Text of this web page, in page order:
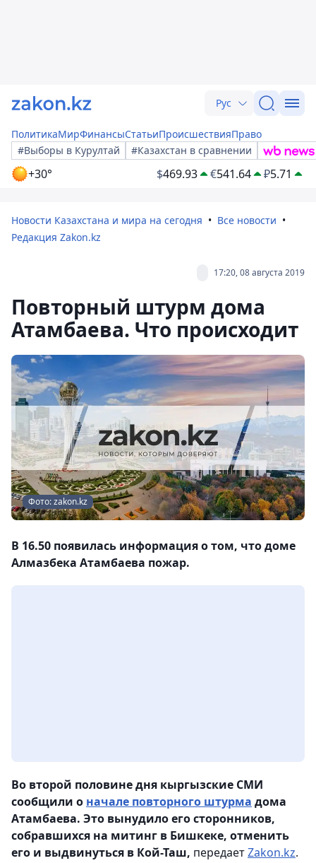
Рус
ПолитикаМирФинансыСтатьиПроисшествияПраво
#Выборы в Курултай
#Казахстан в сравнении
+30° $469.93 €541.64 ₽5.71
Новости Казахстана и мира на сегодня
Все новости
Редакция Zakon.kz
17:20, 08 августа 2019
Повторный штурм дома
Атамбаева. Что происходит
Фото: zakon.kz
В 16.50 появилась информация о том, что доме
Алмазбека Атамбаева пожар.
Во второй половине дня кыргызские СМИ
сообщили о начале повторного штурма дома
Атамбаева. Это вынудило его сторонников,
собравшихся на митинг в Бишкеке, отменить
его и выдвинуться в Кой-Таш, передаетZakon.kz.